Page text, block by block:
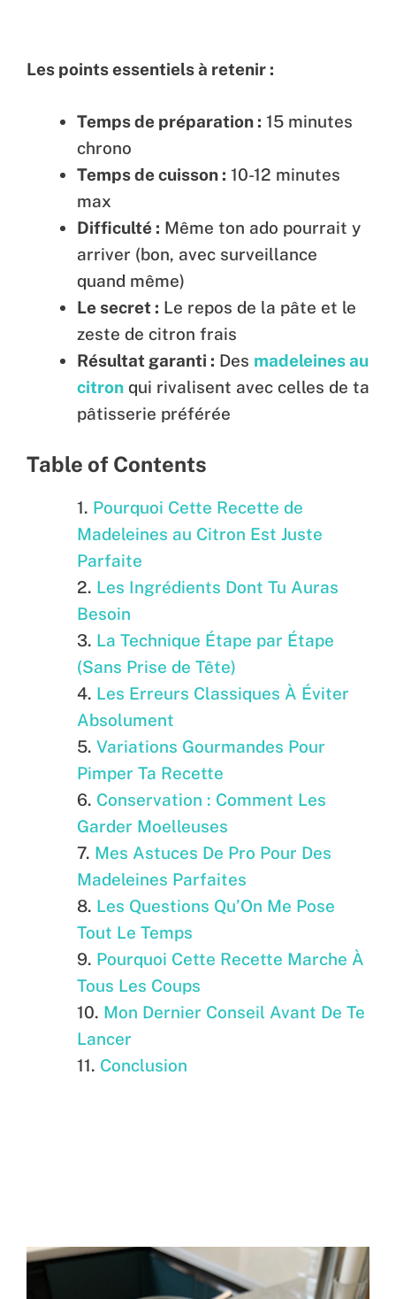
Les points essentiels à retenir :
Temps de préparation : 15 minutes
chrono
Temps de cuisson : 10-12 minutes
max
Difficulté : Même ton ado pourrait y
arriver (bon, avec surveillance
quand même)
Le secret : Le repos de la pâte et le
zeste de citron frais
Résultat garanti : Des madeleines au
citron qui rivalisent avec celles de ta
pâtisserie préférée
Table of Contents
Pourquoi Cette Recette de
Madeleines au Citron Est Juste
Parfaite
Les Ingrédients Dont Tu Auras
Besoin
La Technique Étape par Étape
(Sans Prise de Tête)
Les Erreurs Classiques À Éviter
Absolument
Variations Gourmandes Pour
Pimper Ta Recette
Conservation : Comment Les
Garder Moelleuses
Mes Astuces De Pro Pour Des
Madeleines Parfaites
Les Questions Qu’On Me Pose
Tout Le Temps
Pourquoi Cette Recette Marche À
Tous Les Coups
Mon Dernier Conseil Avant De Te
Lancer
Conclusion